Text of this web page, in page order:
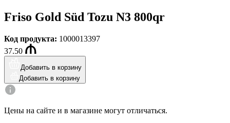
Friso Gold Süd Tozu N3 800qr
Код продукта: 1000013397
37.50
Добавить в корзину
Добавить в корзину
Цены на сайте и в магазине могут отличаться.